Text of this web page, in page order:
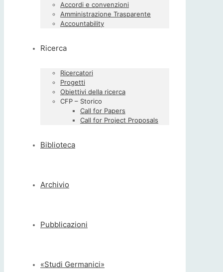
Accordi e convenzioni
Amministrazione Trasparente
Accountability
Ricerca
Ricercatori
Progetti
Obiettivi della ricerca
CFP – Storico
Call for Papers
Call for Project Proposals
Biblioteca
Archivio
Pubblicazioni
«Studi Germanici»